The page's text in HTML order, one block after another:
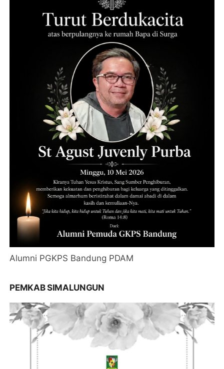
Alumni PGKPS Bandung PDAM
PEMKAB SIMALUNGUN